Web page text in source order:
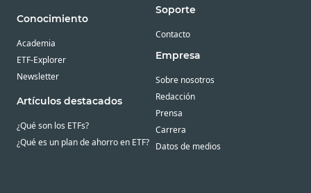
Conocimiento
Academia
ETF-Explorer
Newsletter
Artículos destacados
¿Qué son los ETFs?
¿Qué es un plan de ahorro en ETF?
Soporte
Contacto
Empresa
Sobre nosotros
Redacción
Prensa
Carrera
Datos de medios